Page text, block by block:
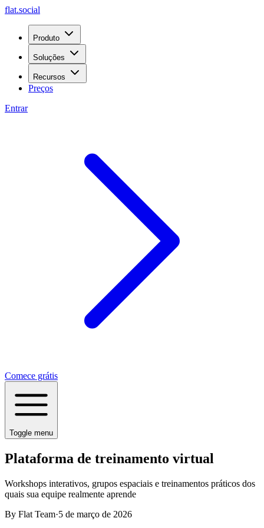
flat.social
Produto
Soluções
Recursos
Preços
Entrar
Comece grátis
Toggle menu
Plataforma de treinamento virtual
Workshops interativos, grupos espaciais e treinamentos práticos dos
quais sua equipe realmente aprende
By Flat Team·5 de março de 2026